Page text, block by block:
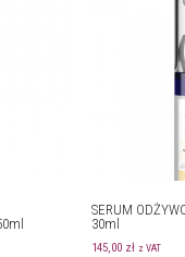
SERUM
30ml
145,00 zł z VAT